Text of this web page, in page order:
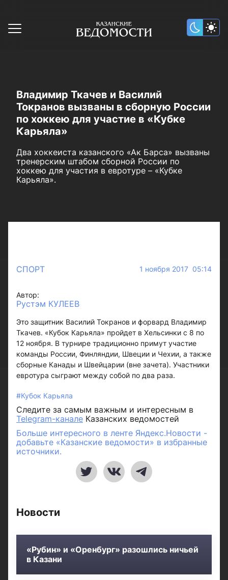
Владимир Ткачев и Василий
Токранов вызваны в сборную России
по хоккею для участие в «Кубке
Карьяла»
Два хоккеиста казанского «Ак Барса» вызваны
тренерским штабом сборной России по
хоккею для участия в евротуре – «Кубке
Карьяла».
СПОРТ 1 ноября 2017 05:14
Автор:
Рустэм КУЛЕЕВ
Это защитник Василий Токранов и форвард Владимир
Ткачев. «Кубок Карьяла» пройдет в Хельсинки с 8 по
12 ноября. В турнире традиционно примут участие
команды России, Финляндии, Швеции и Чехии, а также
сборные Канады и Швейцарии (вне зачета). Участники
евротура сыграют между собой по два раза.
#Кубок Карьяла
Следите за самым важным и интересным в
Telegram-канале Казанских ведомостей
Больше интересного в ленте Яндекс.Новости -
добавьте «Казанские ведомости» в избранные
источники.
Новости
«Рубин» и «Оренбург» разошлись ничьей
в Казани